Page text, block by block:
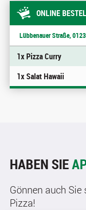
ONLINE
Lübbenauer Straße,
1x Pizza Curry
1x Salat Hawaii
HABEN SIE
Gönnen auch
Pizza!